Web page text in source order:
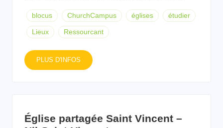
blocus ChurchCampus églises étudier
Lieux Ressourcant
PLUS D'INFOS
Église partagée Saint Vincent –